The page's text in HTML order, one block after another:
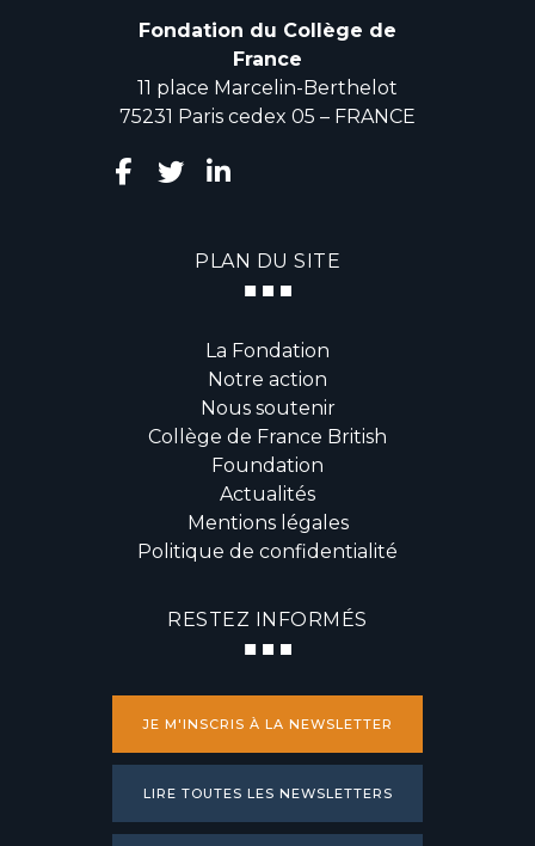
Fondation du Collège de
France
11 place Marcelin-Berthelot
75231 Paris cedex 05 – FRANCE
PLAN DU SITE
La Fondation
Notre action
Nous soutenir
Collège de France British
Foundation
Actualités
Mentions légales
Politique de confidentialité
RESTEZ INFORMÉS
JE M'INSCRIS À LA NEWSLETTER
LIRE TOUTES LES NEWSLETTERS